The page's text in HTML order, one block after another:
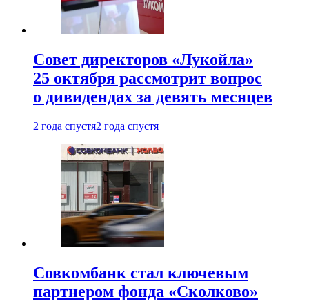
Совет директоров «Лукойла»
25 октября рассмотрит вопрос
о дивидендах за девять месяцев
2 года спустя2 года спустя
Совкомбанк стал ключевым
партнером фонда «Сколково»